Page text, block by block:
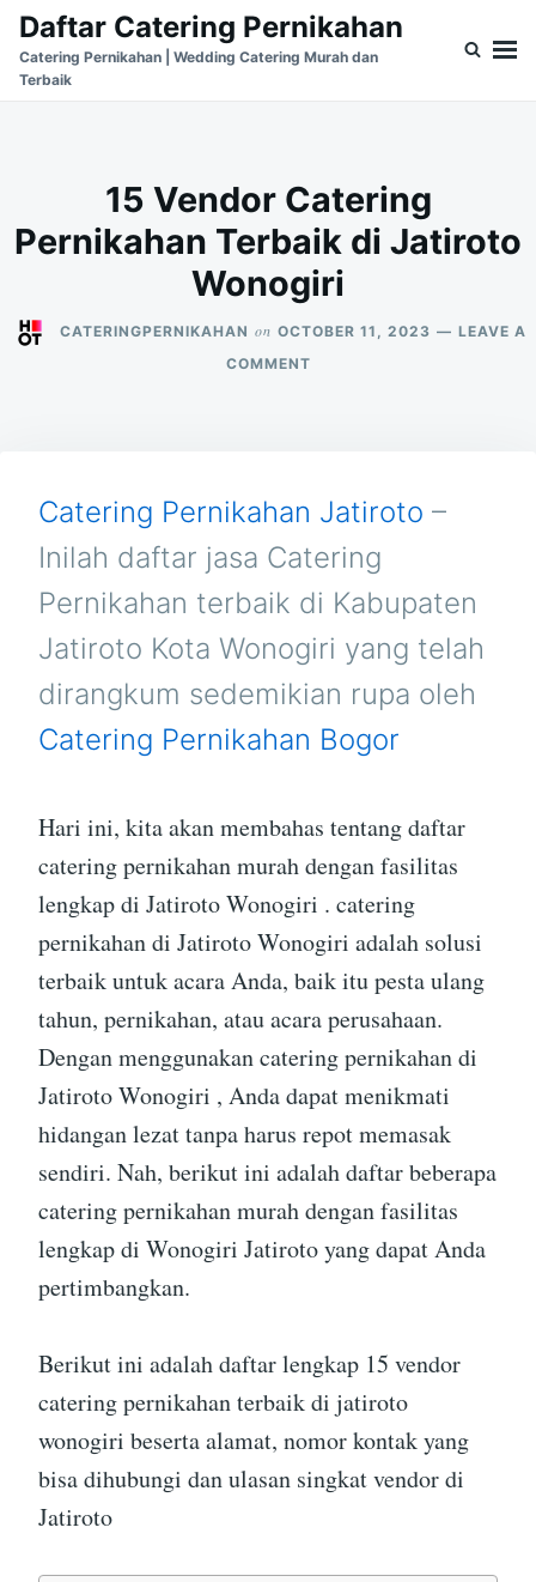
Skip
content
Search
for:
Daftar Catering Pernikahan
Catering Pernikahan | Wedding Catering Murah dan
Terbaik
15 Vendor Catering
Pernikahan Terbaik di Jatiroto
Wonogiri
CATERINGPERNIKAHAN on OCTOBER 11, 2023
LEAVE A
COMMENTON
JATIROTO
WONOGIRI
Catering Pernikahan Jatiroto –
Inilah daftar jasa Catering
Pernikahan terbaik di Kabupaten
Jatiroto Kota Wonogiri yang telah
dirangkum sedemikian rupa oleh
Catering Pernikahan Bogor
Hari ini, kita akan membahas tentang daftar
catering pernikahan murah dengan fasilitas
lengkap di Jatiroto Wonogiri . catering
pernikahan di Jatiroto Wonogiri adalah solusi
terbaik untuk acara Anda, baik itu pesta ulang
tahun, pernikahan, atau acara perusahaan.
Dengan menggunakan catering pernikahan di
Jatiroto Wonogiri , Anda dapat menikmati
hidangan lezat tanpa harus repot memasak
sendiri. Nah, berikut ini adalah daftar beberapa
catering pernikahan murah dengan fasilitas
lengkap di Wonogiri Jatiroto yang dapat Anda
pertimbangkan.
Berikut ini adalah daftar lengkap 15 vendor
catering pernikahan terbaik di jatiroto
wonogiri beserta alamat, nomor kontak yang
bisa dihubungi dan ulasan singkat vendor di
Jatiroto